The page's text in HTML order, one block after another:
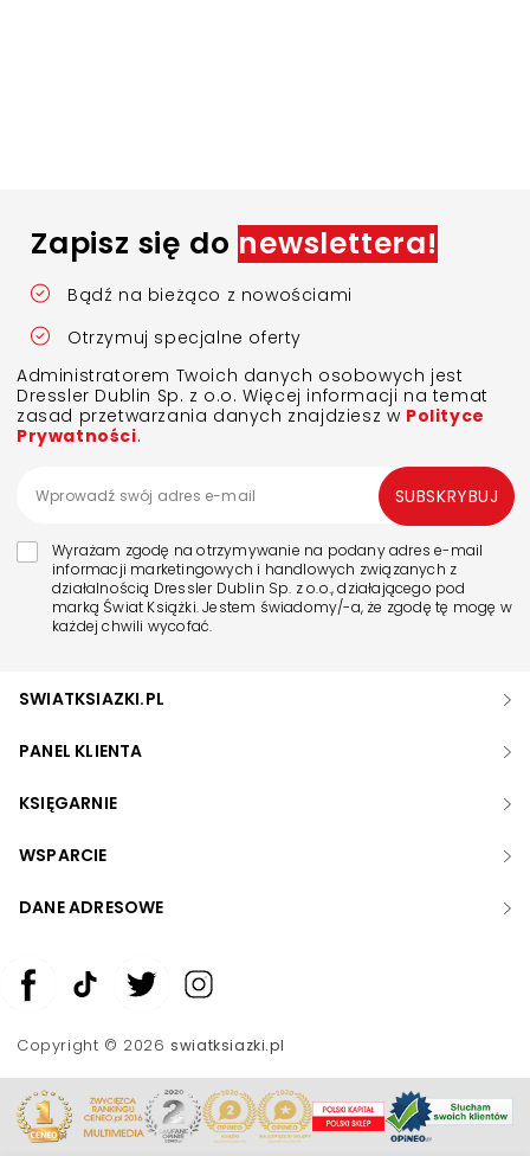
Zapisz się do newslettera!
Bądź na bieżąco z nowościami
Otrzymuj specjalne oferty
Administratorem Twoich danych osobowych jest
Dressler Dublin Sp. z o.o. Więcej informacji na temat
zasad przetwarzania danych znajdziesz w Polityce
Prywatności.
Wyrażam zgodę na otrzymywanie na podany adres e-mail
informacji marketingowych i handlowych związanych z
działalnością Dressler Dublin Sp. z o.o., działającego pod
marką Świat Książki. Jestem świadomy/-a, że zgodę tę mogę w
każdej chwili wycofać.
SUBSKRYBUJ
SWIATKSIAZKI.PL
PANEL KLIENTA
KSIĘGARNIE
WSPARCIE
DANE ADRESOWE
Copyright © 2026swiatksiazki.pl
Zwiększ rozmiar czcionki
Skala szarości